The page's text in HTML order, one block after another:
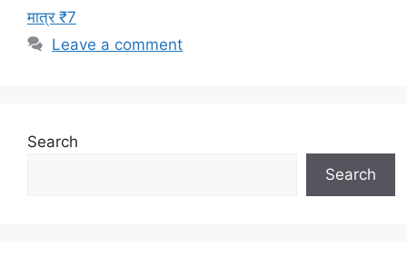
मात्र ₹7
Leave a comment
Search
Search